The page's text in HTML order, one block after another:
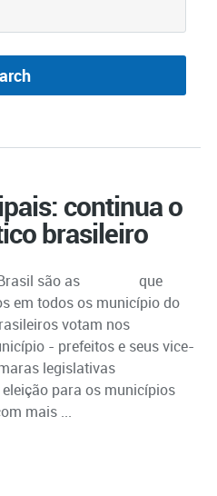
continua o
brasileiro
são as
que
em todos os município do
votam nos
- prefeitos e seus vice-
legislativas
para os municípios
mais ...